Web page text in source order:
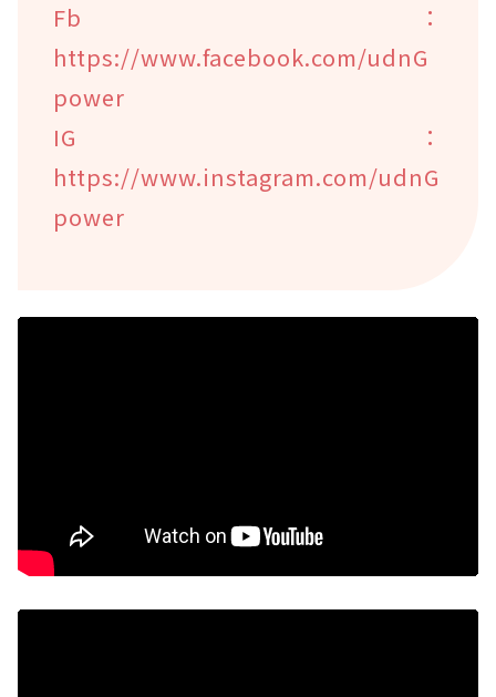
Fb：
https://www.facebook.com/udnG
power
IG：
https://www.instagram.com/udnG
power